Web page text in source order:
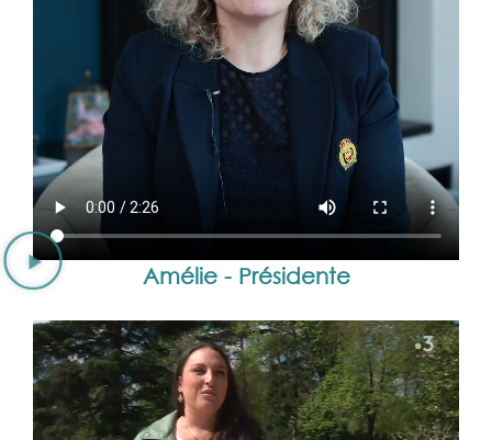
Amélie - Présidente